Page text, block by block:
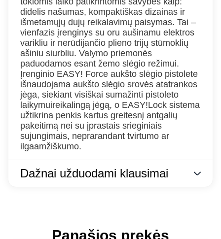
didelis našumas, kompaktiškas dizainas ir
išmetamųjų dujų reikalavimų paisymas. Tai –
vienfazis įrenginys su oru aušinamu elektros
varikliu ir nerūdijančio plieno trijų stūmoklių
ašiniu siurbliu. Valymo priemonės
paduodamos esant žemo slėgio režimui.
Įrenginio EASY! Force aukšto slėgio pistolete
išnaudojama aukšto slėgio srovės atatrankos
jėga, siekiant visiškai sumažinti pistoleto
laikymuireikalingą jėgą, o EASY!Lock sistema
užtikrina penkis kartus greitesnį antgalių
pakeitimą nei su įprastais srieginiais
sujungimais, neprarandant tvirtumo ar
ilgaamžiškumo.
Dažnai užduodami klausimai
Panašios prekės